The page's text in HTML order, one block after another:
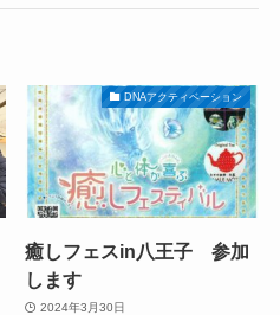
DNAアクティベーション
癒しフェスin八王子 参加
します
2024年3月30日